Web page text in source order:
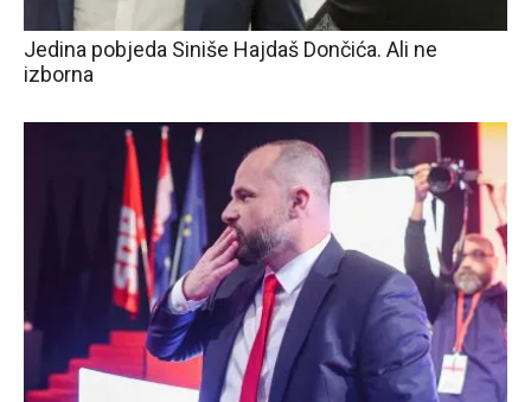
Jedina pobjeda Siniše Hajdaš Dončića. Ali ne
izborna